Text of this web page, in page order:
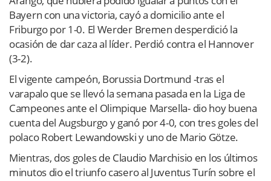
Bayern con una victoria, cayó a domicilio ante el
Friburgo por 1-0. El Werder Bremen desperdició la
ocasión de dar caza al líder. Perdió contra el Hannover
(3-2).
El vigente campeón, Borussia Dortmund -tras el
varapalo que se llevó la semana pasada en la Liga de
Campeones ante el Olimpique Marsella- dio hoy buena
cuenta del Augsburgo y ganó por 4-0, con tres goles del
polaco Robert Lewandowski y uno de Mario Götze.
Mientras, dos goles de Claudio Marchisio en los últimos
minutos dio el triunfo casero al Juventus Turín sobre el